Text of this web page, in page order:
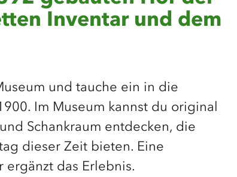
Inventar und dem
und tauche ein in die
Im Museum kannst du original
Schankraum entdecken, die
dieser Zeit bieten. Eine
das Erlebnis.